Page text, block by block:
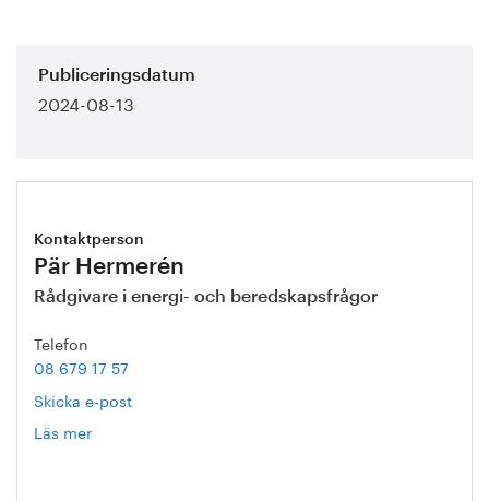
Publiceringsdatum
2024-08-13
Kontaktperson
Pär Hermerén
Rådgivare i energi- och beredskapsfrågor
Telefon
08 679 17 57
Skicka e-post
Läs mer